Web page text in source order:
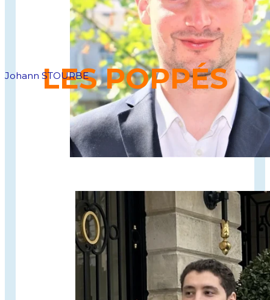
LES POPPÉS
nouveau rituel de l’apéro, une marque de pop
corn fun et savoureux avec des recettes
croustillantes et gourmandes, aussi cool que les
chips mais plus légères en calories.
Johann STOURBE